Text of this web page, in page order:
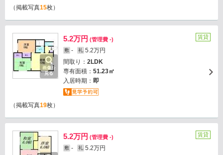
（掲載写真15枚）
画像を
見る
5.2万円 (管理費 -)
敷 - 礼 5.2万円
間取り： 2LDK
専有面積： 51.23㎡
入居時期： 即
賃貸
（掲載写真19枚）
5.2万円 (管理費 -)
敷 - 礼 5.2万円
賃貸